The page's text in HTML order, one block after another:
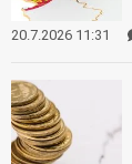
20.7.2026 11:31